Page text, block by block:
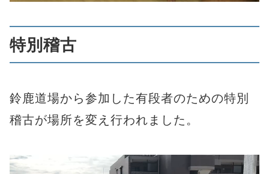
特別稽古
鈴鹿道場から参加した有段者のための特別
稽古が場所を変え行われました。